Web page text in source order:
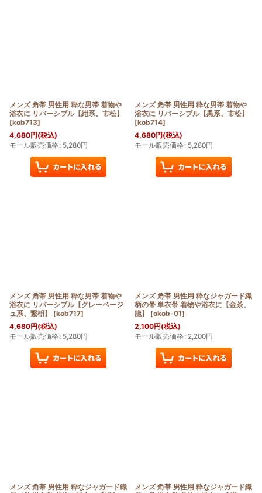
メンズ 角帯 男性用 粋な男帯 着物や
浴衣に リバーシブル【紺系、市松】
[kob713]
4,680円(税込)
モール販売価格: 5,280円
メンズ 角帯 男性用 粋な男帯 着物や
浴衣に リバーシブル【黒系、市松】
[kob714]
4,680円(税込)
モール販売価格: 5,280円
メンズ 角帯 男性用 粋な男帯 着物や
浴衣に リバーシブル【グレーベージ
ュ系、繋枡】
[kob717]
4,680円(税込)
モール販売価格: 5,280円
メンズ 角帯 男性用 粋なジャガード織
柄の帯 単衣帯 着物や浴衣に【金茶、
龍】
[okob-01]
2,100円(税込)
モール販売価格: 2,200円
メンズ 角帯 男性用 粋なジャガード織
メンズ 角帯 男性用 粋なジャガード織